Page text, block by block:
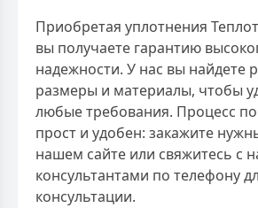
Приобретая уплотнения
вы получаете гарантию
надежности. У нас вы найдете
размеры и материалы, чтобы
любые требования. Процесс
прост и удобен: закажите
нашем сайте или свяжитесь с
консультантами по телефону
консультации.